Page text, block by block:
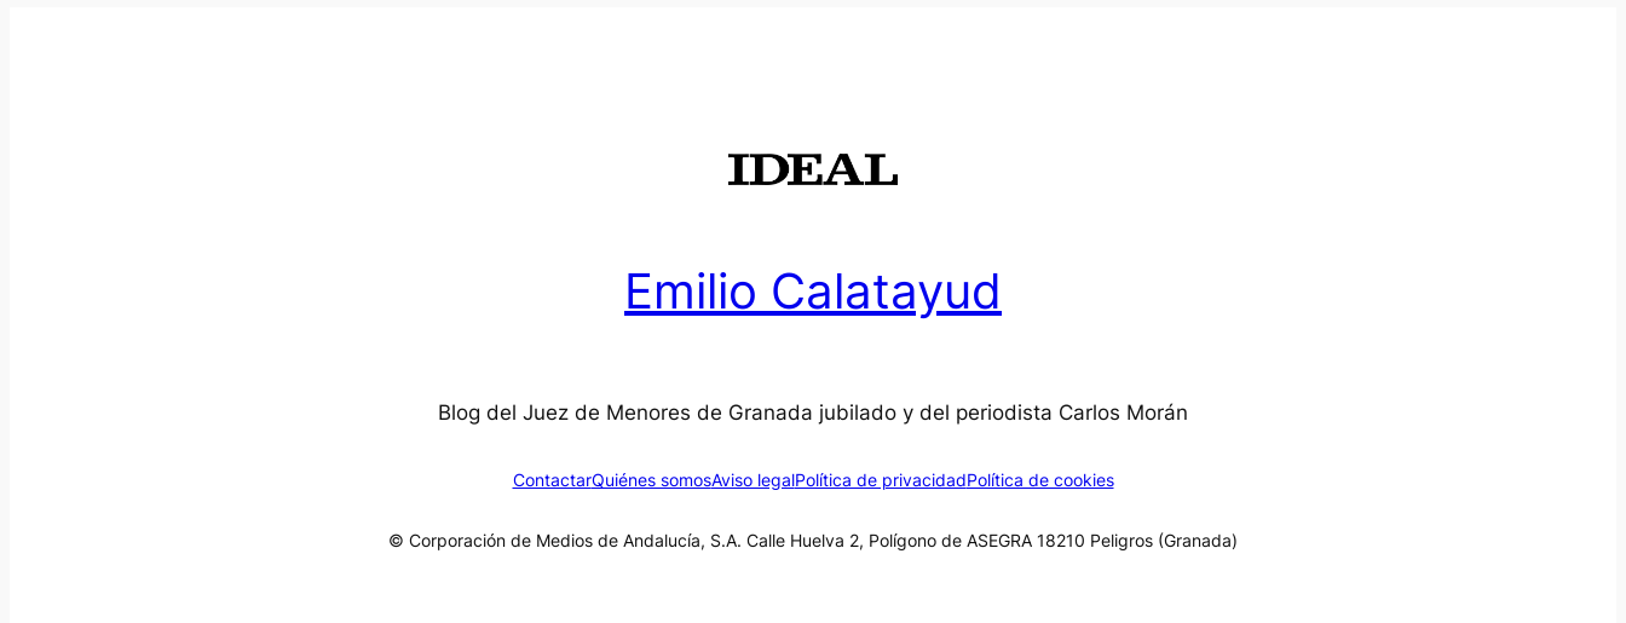
Emilio Calatayud
Blog del Juez de Menores de Granada jubilado y del periodista Carlos Morán
ContactarQuiénes somosAviso legalPolítica de privacidadPolítica de cookies
© Corporación de Medios de Andalucía, S.A. Calle Huelva 2, Polígono de ASEGRA 18210 Peligros (Granada)